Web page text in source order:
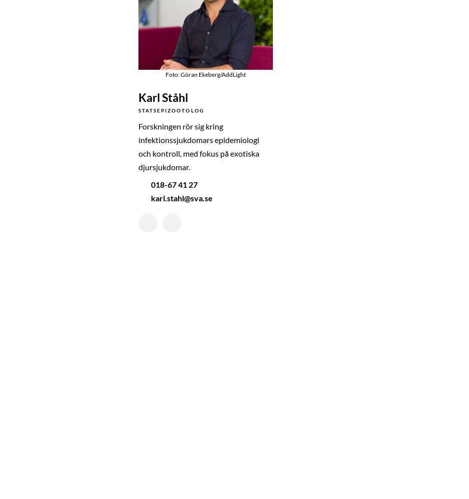
Foto: Göran Ekeberg/AddLight
Karl Ståhl
STATSEPIZOOTOLOG
Forskningen rör sig kring
infektionssjukdomars epidemiologi
och kontroll, med fokus på exotiska
djursjukdomar.
018-67 41 27
karl.stahl@sva.se